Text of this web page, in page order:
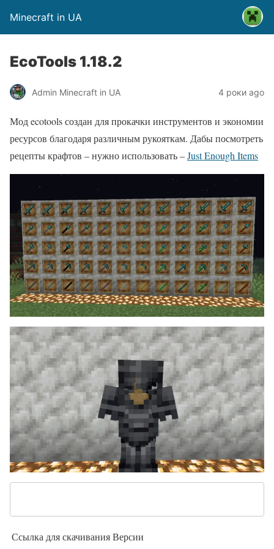
Minecraft in UA
EcoTools 1.18.2
Admin Minecraft in UA 4 роки ago
Мод ecotools создан для прокачки инструментов и экономии
ресурсов благодаря различным рукояткам. Дабы посмотреть
рецепты крафтов – нужно использовать –Just Enough Items
Ссылка для скачиванияВерсии